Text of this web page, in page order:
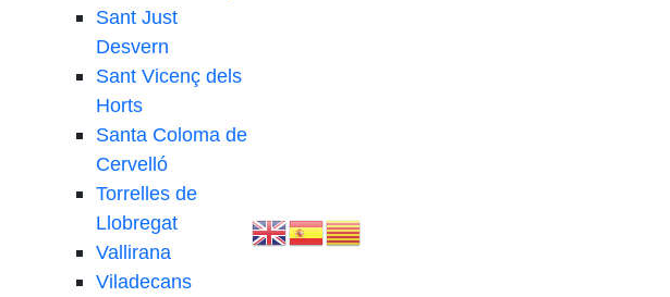
Sant Just
Desvern
Sant Vicenç dels
Horts
Santa Coloma de
Cervelló
Torrelles de
Llobregat
Vallirana
Viladecans